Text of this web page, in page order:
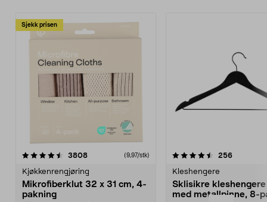
Sjekk prisen
3808anmeldelser(9,97/stk)
Kjøkkenrengjøring
Mikrofiberklut 32 x 31 cm, 4-
pakning
4.5av 5 stjerner 256
Kleshengere
Sklisikre
med metallpinne, 8-
4.5av 5 stjerner